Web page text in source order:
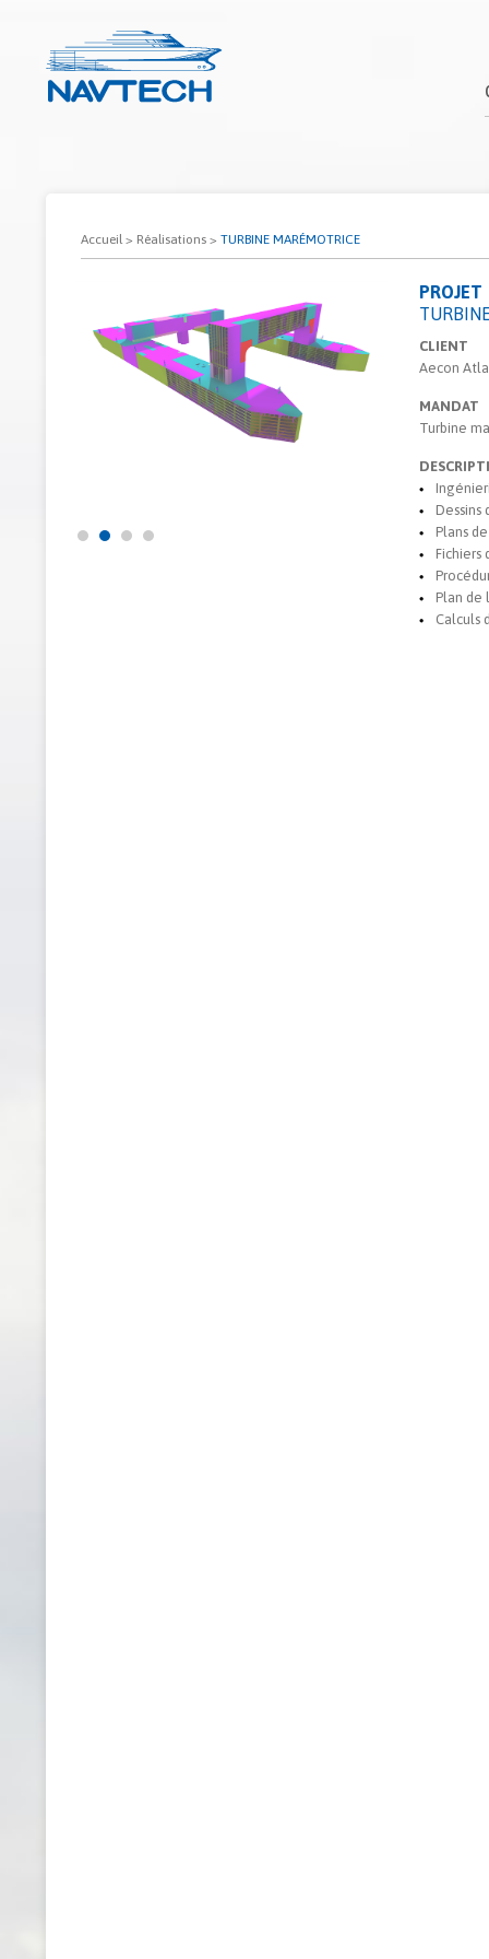
Accueil > Réalisations > TURBINE MARÉMOTRICE
PROJET
CLIENT
Aecon
MANDAT
Turbine
Plans
Fichiers
Plan de
Calculs